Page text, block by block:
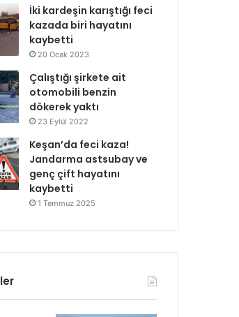
İki kardeşin karıştığı feci
kazada biri hayatını
kaybetti
20 Ocak 2023
Çalıştığı şirkete ait
otomobili benzin
dökerek yaktı
23 Eylül 2022
Keşan’da feci kaza!
Jandarma astsubay ve
genç çift hayatını
kaybetti
1 Temmuz 2025